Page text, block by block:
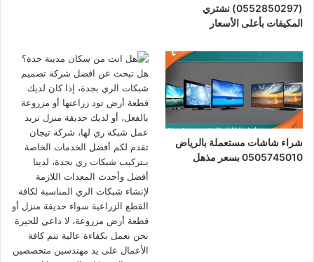
(0552850297) نشتري
المكيفات بأعلى الأسعار
شراء شاشات مستعملة بالرياض
0505745010 بسعر مذهل